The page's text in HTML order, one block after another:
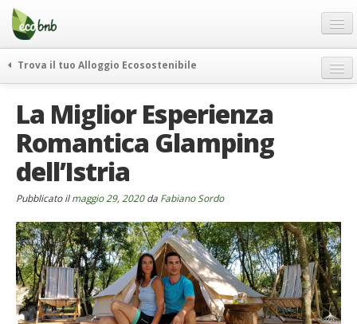
Menu
Salta
contenuto
Offerte Speciali
Regali
FAQ
Chi Siamo
Partner
Contatti
Italiano
German
English
Trova il tuo Alloggio Ecosostenibile
itinerari
curiosità
vivere e viaggiare verde
rassegna stampa
La Miglior Esperienza
Romantica Glamping
dell’Istria
Pubblicato ilmaggio 29, 2020da Fabiano Sordo